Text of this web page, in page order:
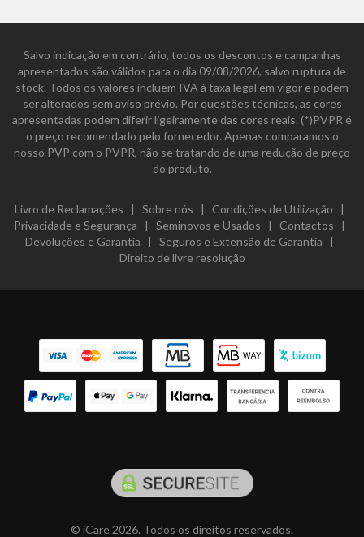
Salvo indicação em contrário, todos os descontos e campanhas
apresentados são válidos para o dia 09/08/2026, salvo ruptura de
stock. Todos os valores incluem IVA à taxa legal em vigor e podem
ser alterados sem aviso prévio. Por questões técnicas, as cores
apresentadas podem diferir ligeiramente das cores reais. (*)PVPR é
o preço recomendado pelo fornecedor. Apenas comparamos o
nosso PVP com o PVPR, não se tratando de uma redução de preço
do produto.
Livro de Reclamações | Sobre nós | Condições de Utilização |
Privacidade e Segurança | Seminovos e Usados | Contactos |
Devoluções e Garantia | Seguros e Extensão de Garantia |
Direito de livre resolução
© iCare 2026. Todos os direitos reservados.